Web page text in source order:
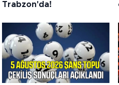
Trabzon'da!